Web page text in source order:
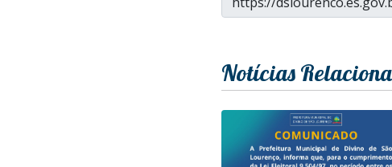
Notícias